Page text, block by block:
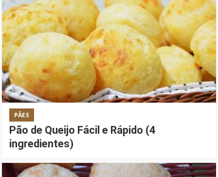
PÃES
Pão de Queijo Fácil e Rápido (4
ingredientes)